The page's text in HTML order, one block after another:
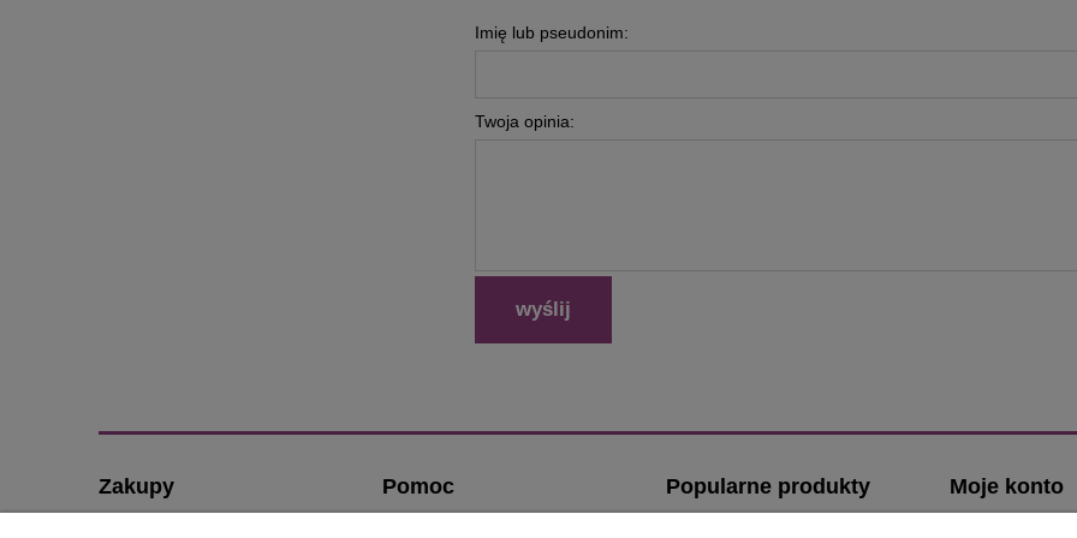
Imię lub pseudonim:
Twoja opinia:
wyślij
Zakupy Pomoc Popularne produkty Moje konto